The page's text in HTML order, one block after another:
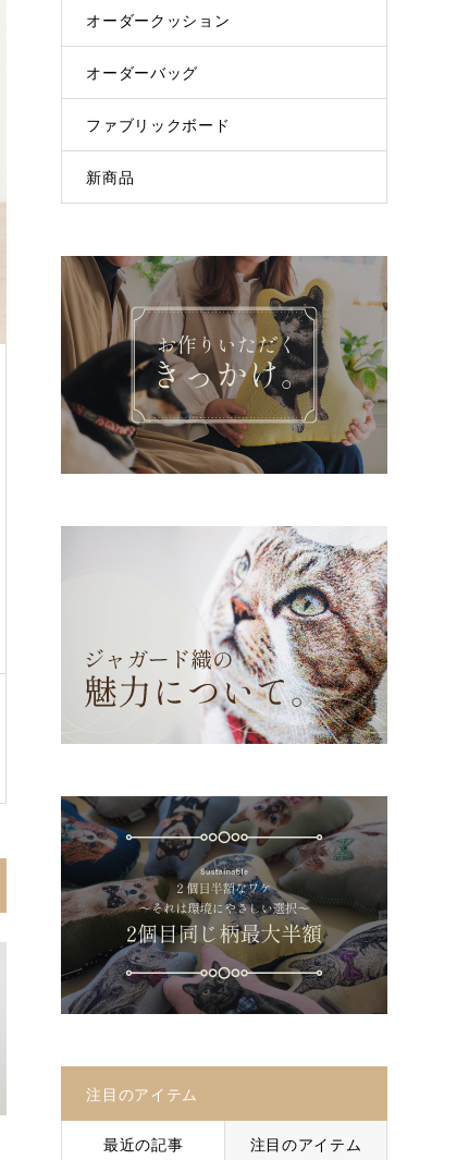
オーダークッション
オーダーバッグ
ファブリックボード
新商品
注目のアイテム
最近の記事 注目のアイテム